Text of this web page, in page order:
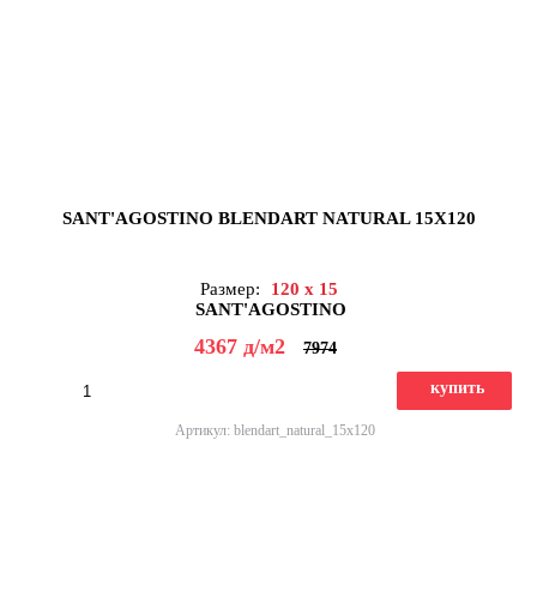
SANT'AGOSTINO BLENDART NATURAL 15X120
Размер:
120 x 15
SANT'AGOSTINO
4367 д/м2 7974
купить
Артикул: blendart_natural_15x120